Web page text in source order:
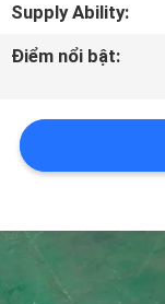
MÁY
SOÁT
CHẤT
LIÊN
Supply Ability:
Điểm nổi bật: